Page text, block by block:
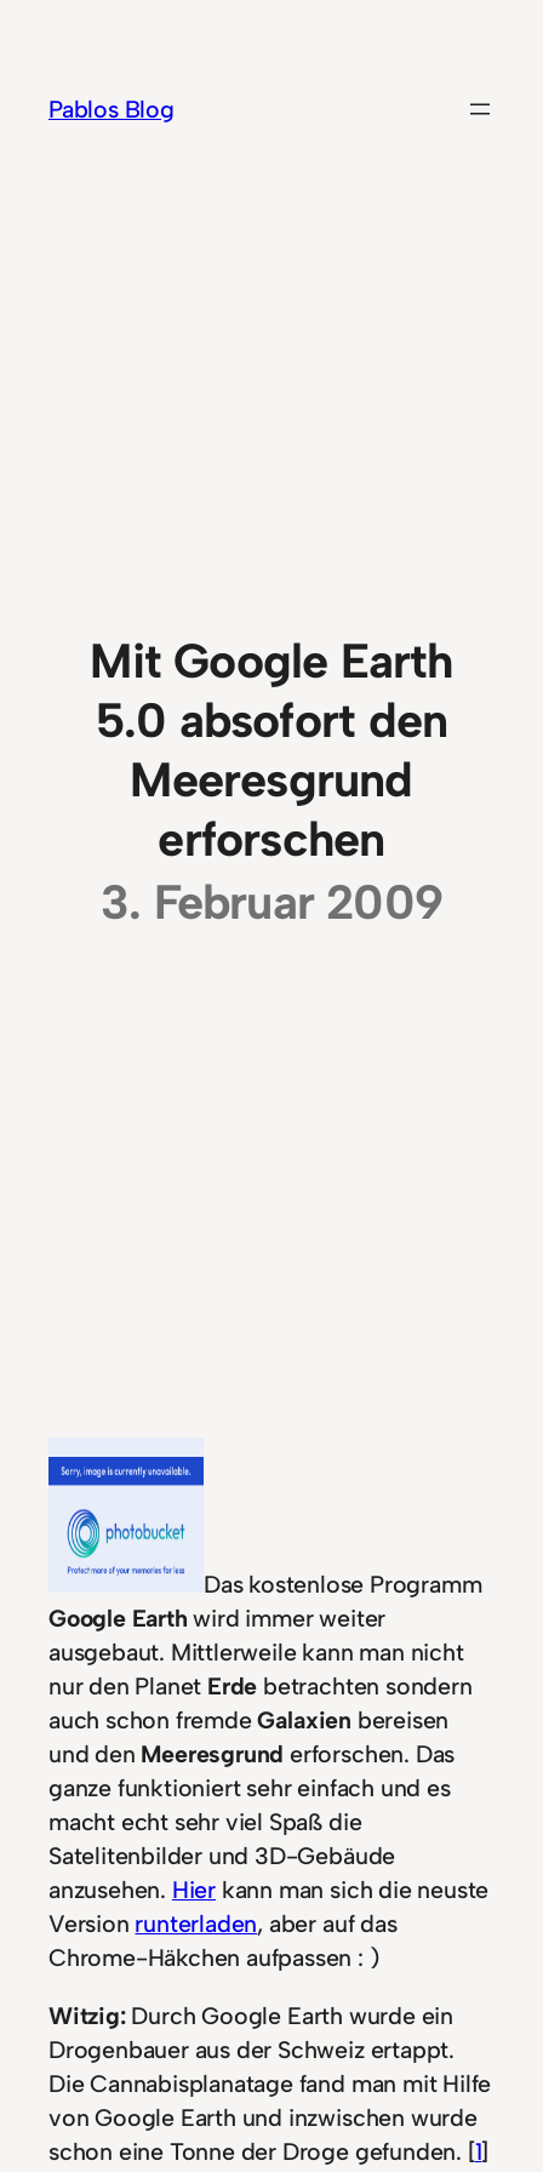
springen
Pablos Blog
Mit Google Earth
5.0 absofort den
Meeresgrund
erforschen
3. Februar 2009
Das kostenlose Programm
Google Earth wird immer weiter
ausgebaut. Mittlerweile kann man nicht
nur den Planet Erde betrachten sondern
auch schon fremdeGalaxien bereisen
und den Meeresgrund erforschen. Das
ganze funktioniert sehr einfach und es
macht echt sehr viel Spaß die
Satelitenbilder und 3D-Gebäude
anzusehen. Hier kann man sich die neuste
Version runterladen, aber auf das
Chrome-Häkchen aufpassen : )
Witzig:Durch Google Earth wurde ein
Drogenbauer aus der Schweiz ertappt.
Die Cannabisplanatage fand man mit Hilfe
von Google Earth und inzwischen wurde
schon eine Tonne der Droge gefunden. [1]